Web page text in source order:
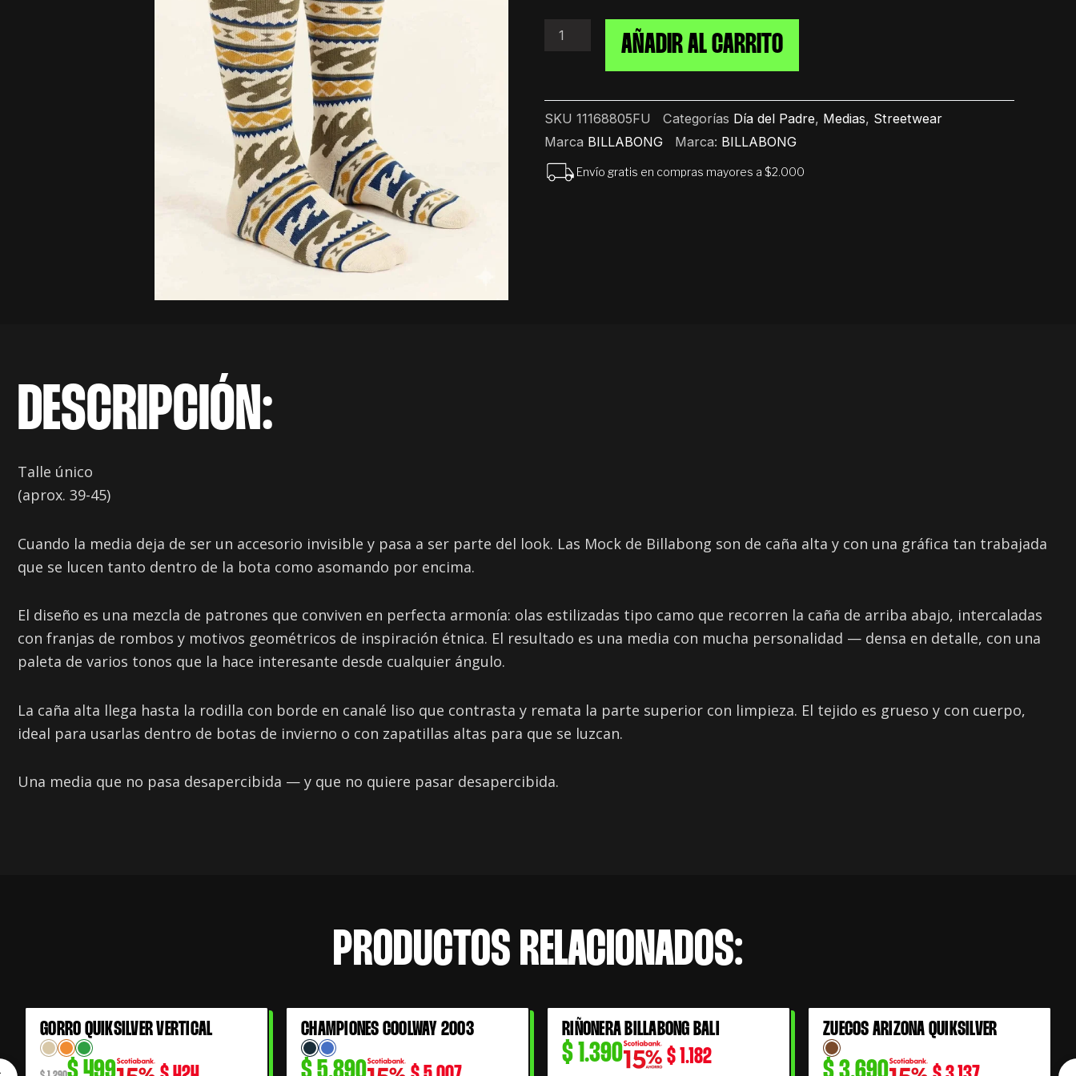
AÑADIR AL CARRITO
SKU 11168805FU Categorías Día del Padre, Medias, Streetwear
Marca BILLABONG Marca: BILLABONG
Envío gratis en compras mayores a $2.000
DESCRIPCIÓN:
Talle único
(aprox. 39-45)
Cuando la media deja de ser un accesorio invisible y pasa a ser parte del look. Las Mock de Billabong son de caña alta y con una gráfica tan trabajada
que se lucen tanto dentro de la bota como asomando por encima.
El diseño es una mezcla de patrones que conviven en perfecta armonía: olas estilizadas tipo camo que recorren la caña de arriba abajo, intercaladas
con franjas de rombos y motivos geométricos de inspiración étnica. El resultado es una media con mucha personalidad — densa en detalle, con una
paleta de varios tonos que la hace interesante desde cualquier ángulo.
La caña alta llega hasta la rodilla con borde en canalé liso que contrasta y remata la parte superior con limpieza. El tejido es grueso y con cuerpo,
ideal para usarlas dentro de botas de invierno o con zapatillas altas para que se luzcan.
Una media que no pasa desapercibida — y que no quiere pasar desapercibida.
PRODUCTOS RELACIONADOS:
61% OFF
GORRO QUIKSILVER VERTICAL
El
precio
El
precio
CHAMPIONES COOLWAY 2003 RIÑONERA BILLABONG BALI
$1.390 $1.182
ZUECOS ARIZONA QUIKSILVER